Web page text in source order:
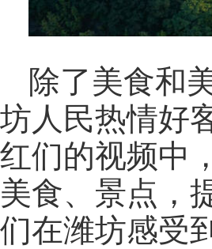
除了美食和
坊人民热情好
红们的视频中
美食、景点，
们在潍坊感受